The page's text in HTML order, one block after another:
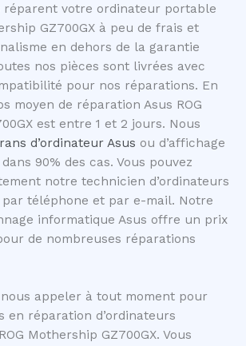
réparent votre ordinateur portable
GZ700GX à peu de frais et
en dehors de la garantie
nos pièces sont livrées avec
pour nos réparations. En
moyen de réparation Asus ROG
est entre 1 et 2 jours. Nous
d’ordinateur Asus ou d’affichage
90% des cas. Vous pouvez
notre technicien d’ordinateurs
par téléphone et par e-mail. Notre
informatique Asus offre un prix
de nombreuses réparations
nous appeler à tout moment pour
en réparation d’ordinateurs
Mothership GZ700GX. Vous